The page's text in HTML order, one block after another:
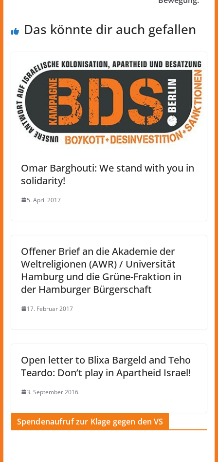
Das könnte dir auch gefallen
Omar Barghouti: We stand with you in
solidarity!
5. April 2017
Offener Brief an die Akademie der
Weltreligionen (AWR) / Universität
Hamburg und die Grüne-Fraktion in
der Hamburger Bürgerschaft
17. Februar 2017
Open letter to Blixa Bargeld and Teho
Teardo: Don’t play in Apartheid Israel!
3. September 2016
Spendenaufruf zur Klage gegen den VS